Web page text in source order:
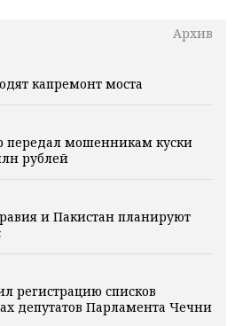
Архив
капремонт моста
передал мошенникам куски
рублей
и Пакистан планируют
регистрацию списков
депутатов Парламента Чечни